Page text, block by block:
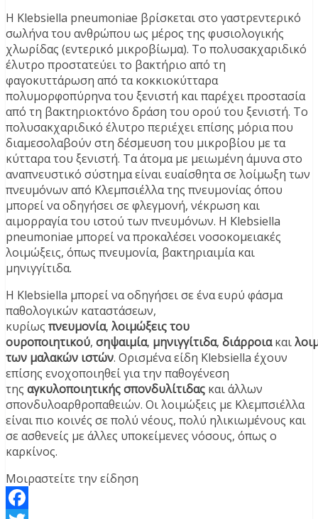
Η Klebsiella pneumoniae βρίσκεται στο γαστρεντερικό
σωλήνα του ανθρώπου ως μέρος της φυσιολογικής
χλωρίδας (εντερικό μικροβίωμα). Το πολυσακχαριδικό
έλυτρο προστατεύει το βακτήριο από τη
φαγοκυττάρωση από τα κοκκιοκύτταρα
πολυμορφοπύρηνα του ξενιστή και παρέχει προστασία
από τη βακτηριοκτόνο δράση του ορού του ξενιστή. Το
πολυσακχαριδικό έλυτρο περιέχει επίσης μόρια που
διαμεσολαβούν στη δέσμευση του μικροβίου με τα
κύτταρα του ξενιστή. Τα άτομα με μειωμένη άμυνα στο
αναπνευστικό σύστημα είναι ευαίσθητα σε λοίμωξη των
πνευμόνων από Κλεμπσιέλλα της πνευμονίας όπου
μπορεί να οδηγήσει σε φλεγμονή, νέκρωση και
αιμορραγία του ιστού των πνευμόνων. Η Klebsiella
pneumoniae μπορεί να προκαλέσει νοσοκομειακές
λοιμώξεις, όπως πνευμονία, βακτηριαιμία και
μηνιγγίτιδα.
Η Klebsiella μπορεί να οδηγήσει σε ένα ευρύ φάσμα
παθολογικών καταστάσεων,
κυρίως πνευμονία, λοιμώξεις του
ουροποιητικού, σηψαιμία, μηνιγγίτιδα, διάρροιακαι
των μαλακών ιστών. Ορισμένα είδη Klebsiella έχουν
επίσης ενοχοποιηθεί για την παθογένεση
της αγκυλοποιητικής σπονδυλίτιδας και άλλων
σπονδυλοαρθροπαθειών. Οι λοιμώξεις με Κλεμπσιέλλα
είναι πιο κοινές σε πολύ νέους, πολύ ηλικιωμένους και
σε ασθενείς με άλλες υποκείμενες νόσους, όπως ο
καρκίνος.
Μοιραστείτε την είδηση